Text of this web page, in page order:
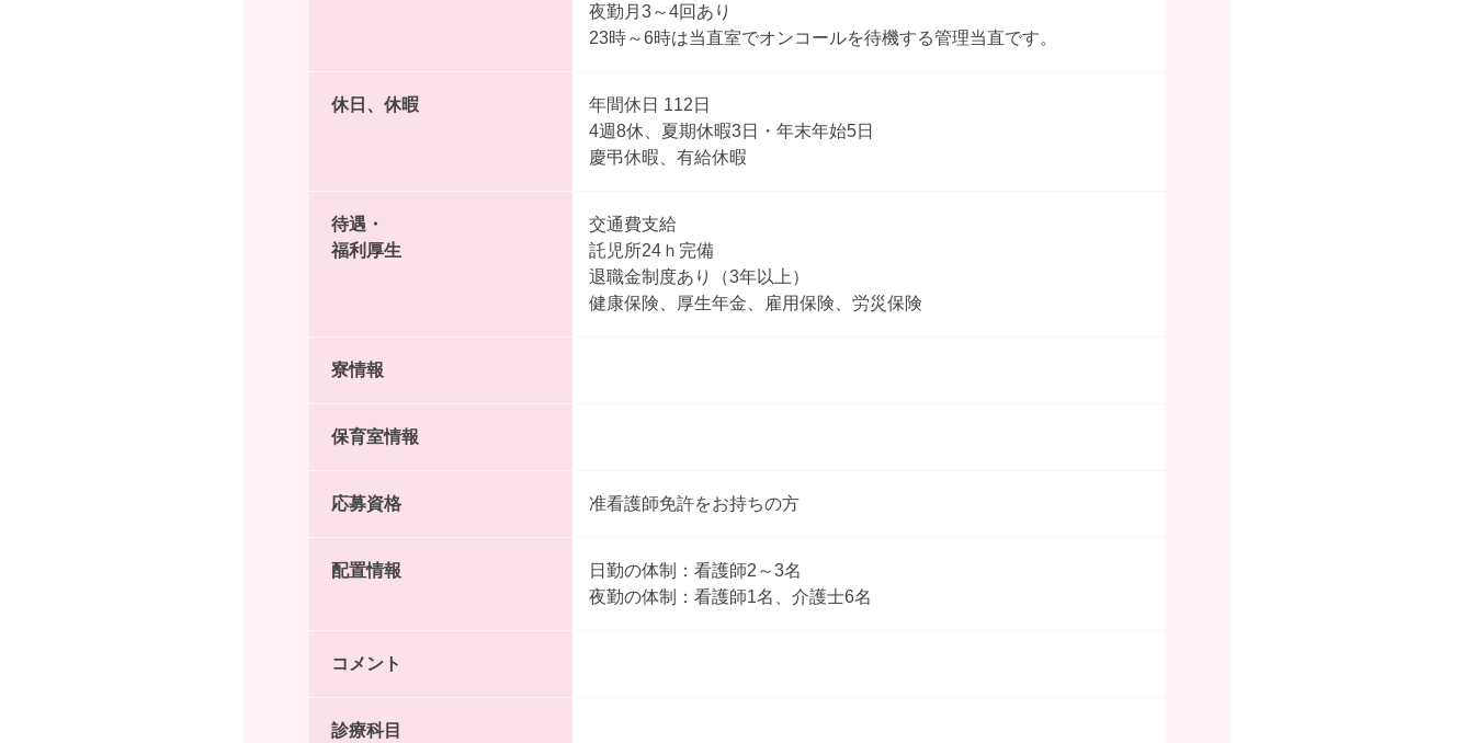
夜勤月3～4回あり
23時～6時は当直室でオンコールを待機する管理当直です。
休日、休暇
年間休日 112日
4週8休、夏期休暇3日・年末年始5日
慶弔休暇、有給休暇
待遇・
福利厚生
交通費支給
託児所24ｈ完備
退職金制度あり（3年以上）
健康保険、厚生年金、雇用保険、労災保険
寮情報
保育室情報
応募資格 准看護師免許をお持ちの方
配置情報
日勤の体制：看護師2～3名
夜勤の体制：看護師1名、介護士6名
コメント
診療科目